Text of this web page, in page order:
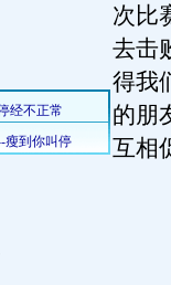
次比
去击
得我
的朋
互相